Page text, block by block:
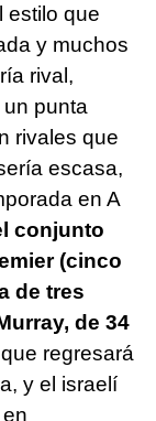
estilo que
y muchos
rival,
punta
rivales que
escasa,
en A
conjunto
(cinco
de tres
de 34
regresará
y el israelí